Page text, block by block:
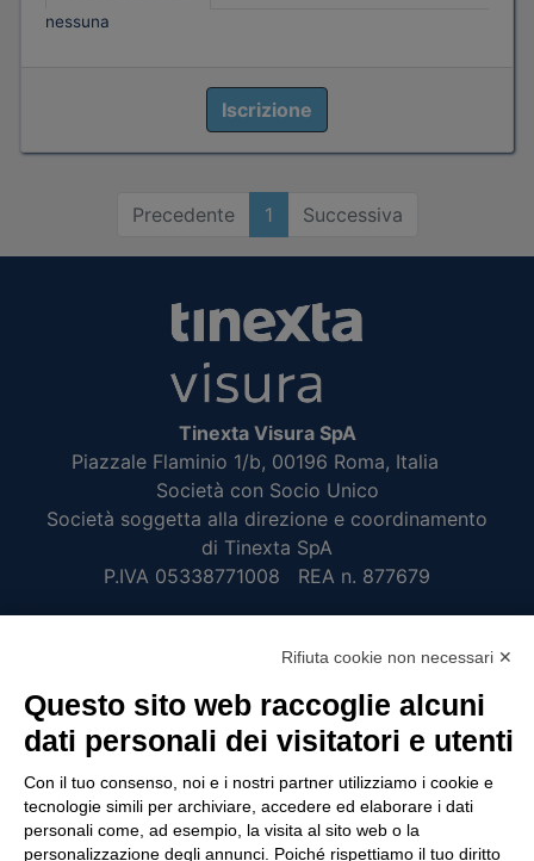
nessuna
Iscrizione
Precedente 1 Successiva
Tinexta Visura SpA
Piazzale Flaminio 1/b, 00196 Roma, Italia
Società con Socio Unico
Società soggetta alla direzione e coordinamento
di Tinexta SpA
P.IVA 05338771008 REA n. 877679
UTILITÀ
Recupero Password
Verifica attestato di presenza
POLICIES AND TERMS
Informativa cookie
Rifiuta cookie non necessari ✕
Questo sito web raccoglie alcuni
dati personali dei visitatori e utenti
Con il tuo consenso, noi e i nostri partner utilizziamo i cookie e
tecnologie simili per archiviare, accedere ed elaborare i dati
personali come, ad esempio, la visita al sito web o la
personalizzazione degli annunci. Poiché rispettiamo il tuo diritto